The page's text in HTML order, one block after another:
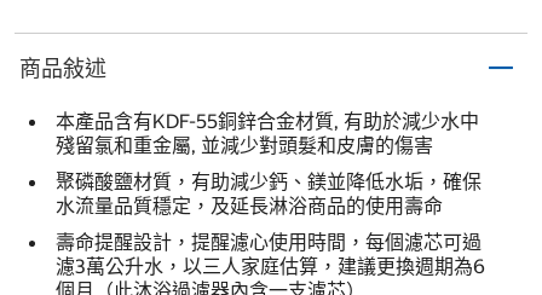
商品敍述
本產品含有KDF-55銅鋅合金材質, 有助於減少水中
殘留氯和重金屬, 並減少對頭髮和皮膚的傷害
聚磷酸鹽材質，有助減少鈣、鎂並降低水垢，確保
水流量品質穩定，及延長淋浴商品的使用壽命
壽命提醒設計，提醒濾心使用時間，每個濾芯可過
濾3萬公升水，以三人家庭估算，建議更換週期為6